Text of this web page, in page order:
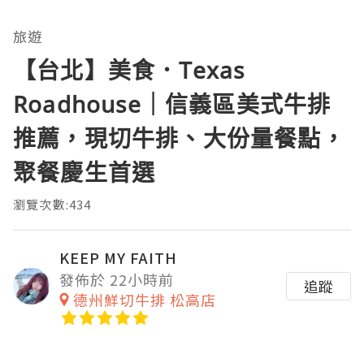
旅遊
【台北】美食．Texas
Roadhouse｜信義區美式牛排
推薦，現切牛排、大份量餐點，
聚餐慶生首選
瀏覽次數:434
KEEP MY FAITH
發佈於 22小時前
德州鮮切牛排 松高店
追蹤